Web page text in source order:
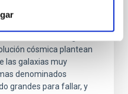
masivas se
cósmica plantean
las galaxias muy
denominados
grandes para fallar, y